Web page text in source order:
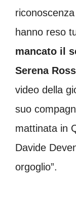
hanno reso
mancato il
Serena
video della
suo
mattinata in
Davide
orgoglio”.